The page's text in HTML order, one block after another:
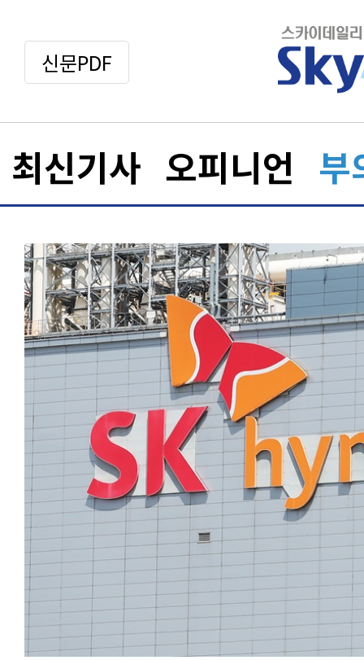
신문PDF
최신기사 오피니언 부